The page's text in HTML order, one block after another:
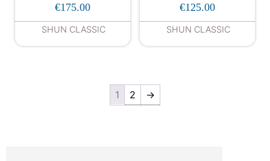
€175.00
SHUN CLASSIC
€125.00
SHUN CLASSIC
1 2 →